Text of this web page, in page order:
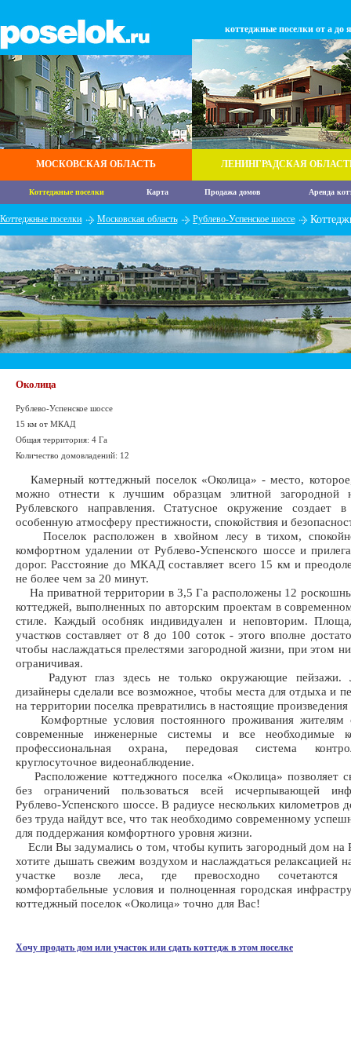
МОСКОВСКАЯ ОБЛАСТЬ
коттеджные поселки от а до я
ЛЕНИНГРАДСКАЯ
Коттеджные поселки Карта Продажа домов Аренда
Коттеджные поселки Московская область Рублево-Успенское шоссе
Околица
Рублево-Успенское шоссе
15 км от МКАД
Общая территория: 4 Га
Количество домовладений: 12
Камерный коттеджный поселок «Околица» - место,
можно отнести к лучшим образцам элитной загородной
Рублевского направления. Статусное окружение создает
особенную атмосферу престижности, спокойствия и
Поселок расположен в хвойном лесу в тихом,
комфортном удалении от Рублево-Успенского шоссе и
дорог. Расстояние до МКАД составляет всего 15 км и
не более чем за 20 минут.
На приватной территории в 3,5 Га расположены 12
коттеджей, выполненных по авторским проектам в
стиле. Каждый особняк индивидуален и неповторим.
участков составляет от 8 до 100 соток - этого вполне
чтобы наслаждаться прелестями загородной жизни, при этом
ограничивая.
Радуют глаз здесь не только окружающие пейзажи.
дизайнеры сделали все возможное, чтобы места для отдыха и
на территории поселка превратились в настоящие произведения
Комфортные условия постоянного проживания жителям
современные инженерные системы и все необходимые
профессиональная охрана, передовая система
круглосуточное видеонаблюдение.
Расположение коттеджного поселка «Околица» позволяет
без ограничений пользоваться всей исчерпывающей
Рублево-Успенского шоссе. В радиусе нескольких километров
без труда найдут все, что так необходимо современному
для поддержания комфортного уровня жизни.
Если Вы задумались о том, чтобы купить загородный дом на
хотите дышать свежим воздухом и наслаждаться релаксацией
участке возле леса, где превосходно сочетаются
комфортабельные условия и полноценная городская
коттеджный поселок «Околица» точно для Вас!
Хочу продать дом или участок или сдать коттедж в этом поселке